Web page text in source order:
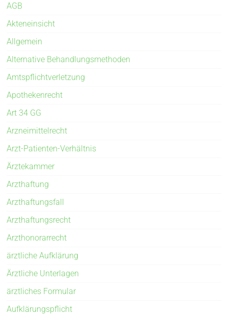
AGB
Akteneinsicht
Allgemein
Alternative Behandlungsmethoden
Amtspflichtverletzung
Apothekenrecht
Art 34 GG
Arzneimittelrecht
Arzt-Patienten-Verhältnis
Ärztekammer
Arzthaftung
Arzthaftungsfall
Arzthaftungsrecht
Arzthonorarrecht
ärztliche Aufklärung
Ärztliche Unterlagen
ärztliches Formular
Aufklärungspflicht